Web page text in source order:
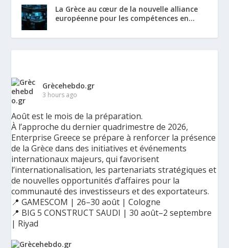
La Grèce au cœur de la nouvelle alliance
européenne pour les compétences en...
Grècehebdo.gr
3 hours ago
Août est le mois de la préparation.
À l’approche du dernier quadrimestre de 2026,
Enterprise Greece se prépare à renforcer la présence
de la Grèce dans des initiatives et événements
internationaux majeurs, qui favorisent
l’internationalisation, les partenariats stratégiques et
de nouvelles opportunités d’affaires pour la
communauté des investisseurs et des exportateurs.
📍 GAMESCOM | 26–30 août | Cologne
📍 BIG 5 CONSTRUCT SAUDI | 30 août–2 septembre
| Riyad